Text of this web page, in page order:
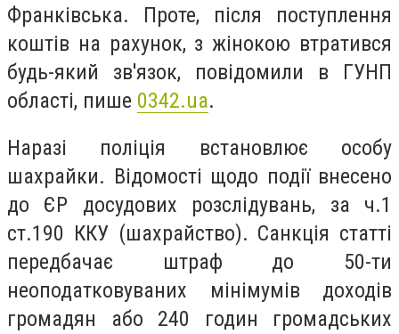
Франківська. Проте, після поступлення
коштів на рахунок, з жінокою втратився
будь-який зв'язок, повідомили в ГУНП
області, пише 0342.ua.
Наразі поліція встановлює особу
шахрайки. Відомості щодо події внесено
до ЄР досудових розслідувань, за ч.1
ст.190 ККУ (шахрайство). Санкція статті
передбачає штраф до 50-ти
неоподатковуваних мінімумів доходів
громадян або 240 годин громадських